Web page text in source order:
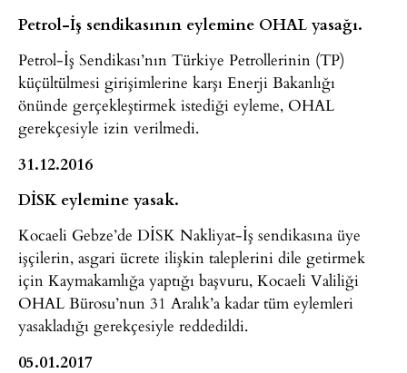
Petrol-İş sendikasının eylemine OHAL yasağı.
Petrol-İş Sendikası’nın Türkiye Petrollerinin (TP)
küçültülmesi girişimlerine karşı Enerji Bakanlığı
önünde gerçekleştirmek istediği eyleme, OHAL
gerekçesiyle izin verilmedi.
31.12.2016
DİSK eylemine yasak.
Kocaeli Gebze’de DİSK Nakliyat-İş sendikasına üye
işçilerin, asgari ücrete ilişkin taleplerini dile getirmek
için Kaymakamlığa yaptığı başvuru, Kocaeli Valiliği
OHAL Bürosu’nun 31 Aralık’a kadar tüm eylemleri
yasakladığı gerekçesiyle reddedildi.
05.01.2017